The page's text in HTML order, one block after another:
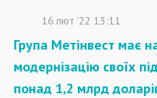
16 лют '22 13:11
Група Метінвест має
модернізацію своїх
понад 1,2 млрд